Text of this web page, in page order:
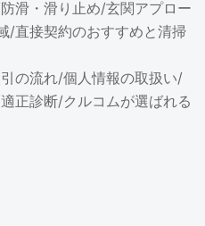
滑・滑り止め/玄関アプロー
/直接契約のおすすめと清掃
の流れ/個人情報の取扱い/
正診断/クルコムが選ばれる